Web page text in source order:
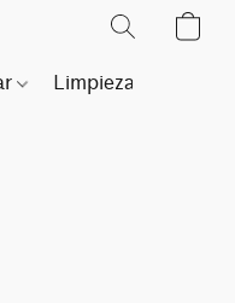
Limpieza